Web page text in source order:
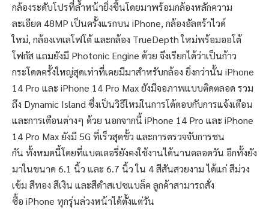
กล้องระดับโปรที่ล้ำหน้ายิ่งขึ้นโดยมาพร้อมกล้องหลักความ
ละเอียด 48MP เป็นครั้งแรกบน iPhone, กล้องอัลตร้าไวด์
ใหม่, กล้องเทเลโฟโต้ และกล้อง TrueDepth ใหม่พร้อมออโต้
โฟกัส แถมยังมี Photonic Engine ด้วย จึงเรียกได้ว่าเป็นก้าว
กระโดดครั้งใหญ่สุดเท่าที่เคยมีมาสำหรับกล้อง ยิ่งกว่านั้น iPhone
14 Pro และ iPhone 14 Pro Max ยังมีจอภาพแบบติดตลอด รวม
ถึง Dynamic Island ซึ่งเป็นวิธีใหม่ในการโต้ตอบกับการแจ้งเตือน
และการเตือนต่างๆ ด้วย นอกจากนี้ iPhone 14 Pro และ iPhone
14 Pro Max ยังมี 5G ที่เร็วสุดขั้ว และการตรวจจับการชน
กัน ทั้งหมดนี้โดยที่แบตเตอรี่ยังคงใช้งานได้นานตลอดวัน อีกทั้งยัง
มาในขนาด 6.1 นิ้ว และ 6.7 นิ้ว ใน 4 สีสันสวยงาม ได้แก่ สีม่วง
เข้ม สีทอง สีเงิน และสีดำสเปซแบล็ค ลูกค้าสามารถสั่ง
ซื้อ iPhone ทุกรุ่นล่วงหน้าได้ตั้งแต่วัน